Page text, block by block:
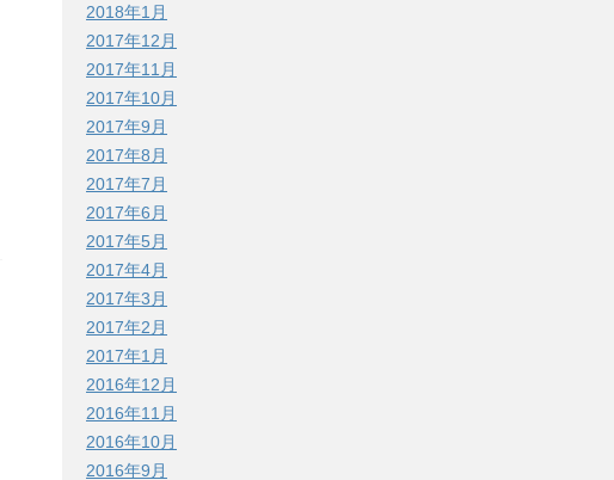
2018年1月
2017年12月
2017年11月
2017年10月
2017年9月
2017年8月
2017年7月
2017年6月
2017年5月
2017年4月
2017年3月
2017年2月
2017年1月
2016年12月
2016年11月
2016年10月
2016年9月